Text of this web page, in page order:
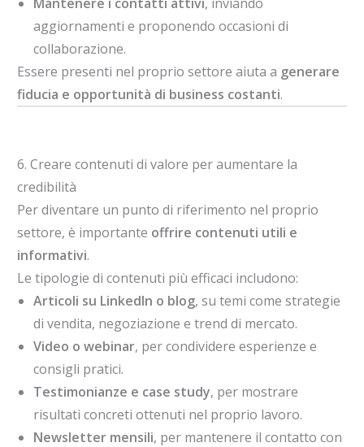
aggiornamenti e proponendo occasioni di
collaborazione.
Essere presenti nel proprio settore aiuta a generare
fiducia e opportunità di business costanti.
6. Creare contenuti di valore per aumentare la
credibilità
Per diventare un punto di riferimento nel proprio
settore, è importante offrire contenuti utili e
informativi.
Le tipologie di contenuti più efficaci includono:
Articoli su LinkedIn o blog, su temi come strategie
di vendita, negoziazione e trend di mercato.
Video o webinar, per condividere esperienze e
consigli pratici.
Testimonianze e case study, per mostrare
risultati concreti ottenuti nel proprio lavoro.
Newsletter mensili, per mantenere il contatto con